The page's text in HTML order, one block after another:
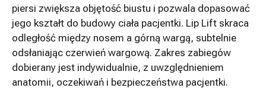
piersi zwiększa objętość biustu i pozwala dopasować
jego kształt do budowy ciała pacjentki. Lip Lift skraca
odległość między nosem a górną wargą, subtelnie
odsłaniając czerwień wargową. Zakres zabiegów
dobierany jest indywidualnie, z uwzględnieniem
anatomii, oczekiwań i bezpieczeństwa pacjentki.